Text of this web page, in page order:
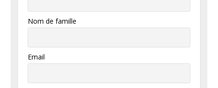
Nom de famille
Email